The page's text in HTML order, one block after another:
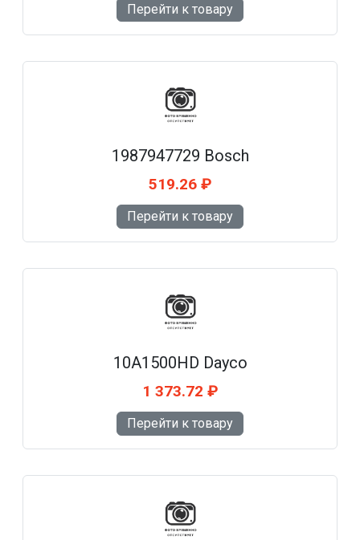
Перейти к товару
1987947729 Bosch
519.26 ₽
Перейти к товару
10A1500HD Dayco
1 373.72 ₽
Перейти к товару